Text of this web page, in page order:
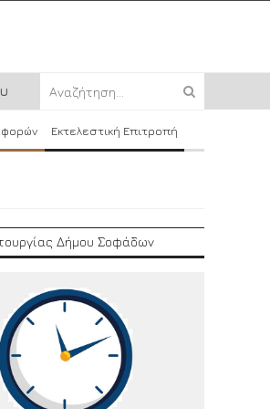
Εκτελεστική Επιτροπή
Δήμου Σοφάδων